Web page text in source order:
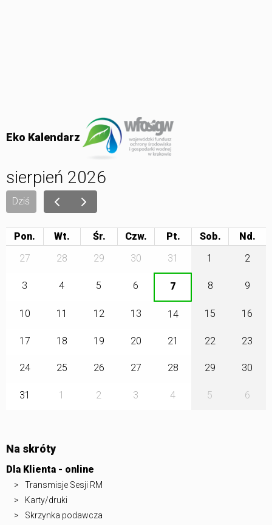
Eko Kalendarz
sierpień 2026
Dziś
Pon. Wt. Śr. Czw. Pt.
Sob.
27
28 29 30 31 1 2
3 4 5 6 7 8 9
10 11 12 13 14 15 16
17 18 19 20 21 22 23
24 25 26 27 28 29 30
31 1 2 3 4 5 6
Na skróty
Dla Klienta - online
Transmisje Sesji RM
Karty/druki
Skrzynka podawcza